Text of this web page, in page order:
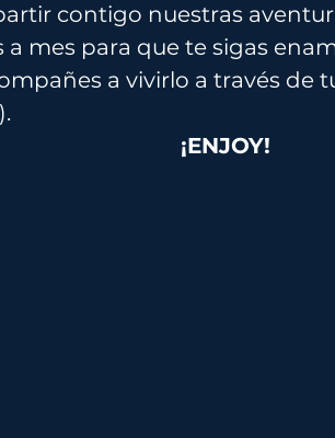
contigo nuestras
a mes para que te sigas
a vivirlo a través de
¡ENJOY!